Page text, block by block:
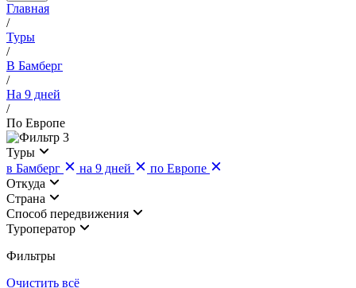
Главная
/
Туры
/
В Бамберг
/
На 9 дней
/
По Европе
3
Туры
в Бамберг
на 9 дней
по Европе
Откуда
Страна
Cпособ передвижения
Туроператор
Фильтры
Очистить всё